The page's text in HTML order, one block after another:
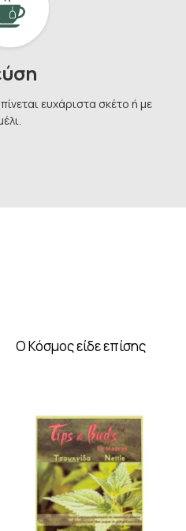
ευχάριστα σκέτο ή με
Ο Κόσμος είδε επίσης